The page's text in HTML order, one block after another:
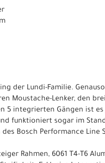
der Lundi-Familie.
Moustache-Lenker, den
5 integrierten Gängen ist
funktioniert sogar im
Bosch Performance Line
Rahmen, 6061 T4-T6